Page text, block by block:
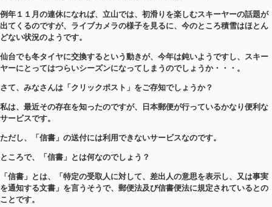
例年１１月の連休になれば、立山では、初滑りを楽しむスキーヤーの話題が
出てくるのですが、ライブカメラの様子を見るに、今のところ積雪はほとん
どない状況のようです。
仙台でも冬タイヤに交換するという動きが、今年は鈍いようですし、スキー
ヤーにとってはつらいシーズンになってしまうのでしょうか・・・。
さて、みなさんは「クリックポスト」をご存知でしょうか？
私は、最近その存在を知ったのですが、日本郵便が行っているかなり便利な
サービスです。
ただし、「信書」の送付には利用できないサービスなのです。
ところで、「信書」とは何なのでしょう？
「信書」とは、「特定の受取人に対して、差出人の意思を表示し、又は事実
を通知する文書」を言うそうで、郵便法及び信書便法に規定されているとの
ことです。